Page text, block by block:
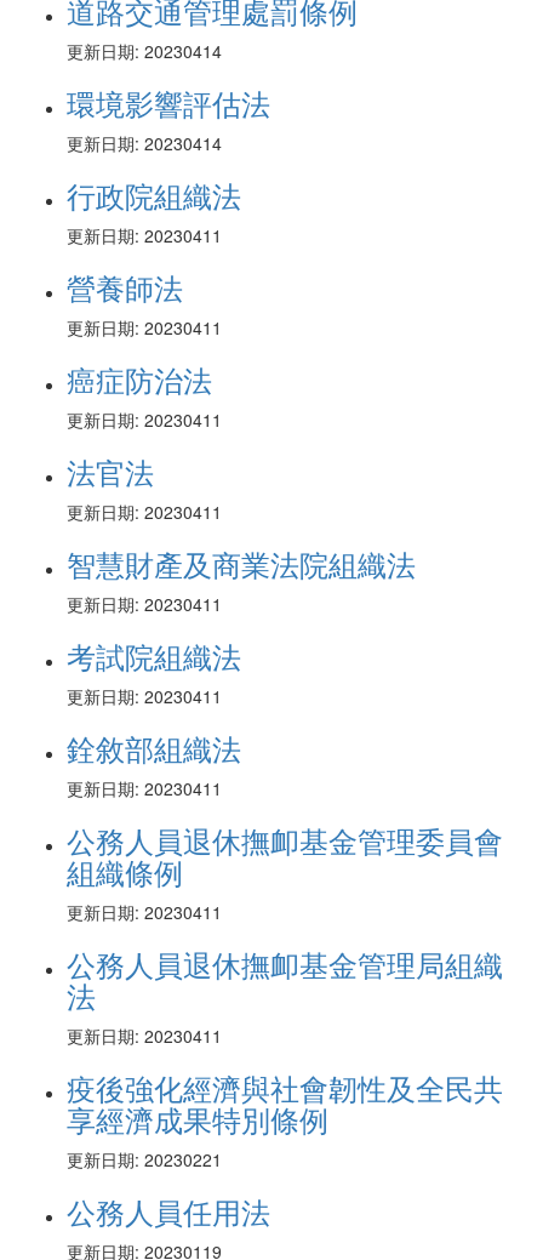
道路交通管理處罰條例
更新日期: 20230414
環境影響評估法
更新日期: 20230414
行政院組織法
更新日期: 20230411
營養師法
更新日期: 20230411
癌症防治法
更新日期: 20230411
法官法
更新日期: 20230411
智慧財產及商業法院組織法
更新日期: 20230411
考試院組織法
更新日期: 20230411
銓敘部組織法
更新日期: 20230411
公務人員退休撫卹基金管理委員會
組織條例
更新日期: 20230411
公務人員退休撫卹基金管理局組織
法
更新日期: 20230411
疫後強化經濟與社會韌性及全民共
享經濟成果特別條例
更新日期: 20230221
公務人員任用法
更新日期: 20230119